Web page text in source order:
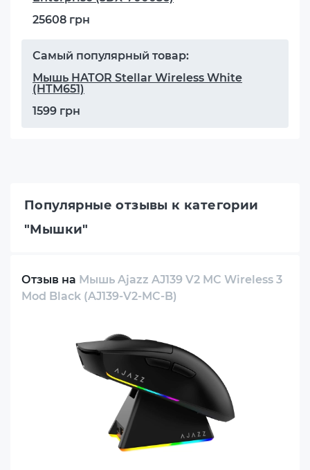
25608 грн
Самый популярный товар:
Мышь HATOR Stellar Wireless White
(HTM651)
1599 грн
Популярные отзывы к категории
"Мышки"
Отзыв на Мышь Ajazz AJ139 V2 MC Wireless 3
Mod Black (AJ139-V2-MC-B)